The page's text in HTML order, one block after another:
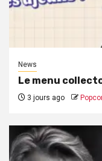
News
Le menu
3 jours ago